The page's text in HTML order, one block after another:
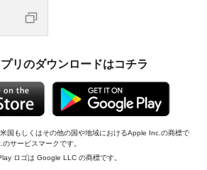
リのダウンロードはコチラ
国もしくはその他の国や地域におけるApple Inc.の商標で
サービスマークです。
ロゴは Google LLC の商標です。